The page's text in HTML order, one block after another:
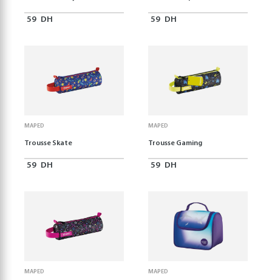
59 DH 59 DH
MAPED
Trousse Skate
59 DH
MAPED
Trousse Gaming
59 DH
MAPED MAPED